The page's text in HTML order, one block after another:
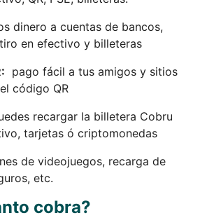
dinero a cuentas de bancos,
en efectivo y billeteras
pago fácil a tus amigos y sitios
código QR
recargar la billetera Cobru
tarjetas ó criptomonedas
de videojuegos, recarga de
etc.
cobra?